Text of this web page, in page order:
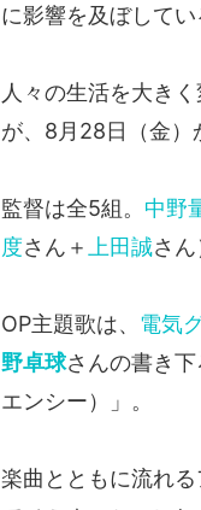
に影響を及ぼしてい
人々の生活を大き
が、8月28日（金）
監督は全5組。 中野
度さん＋ 上田誠さん
OP主題歌は、 電気
野卓球さんの書き
エンシー）」。
楽曲とともに流れ